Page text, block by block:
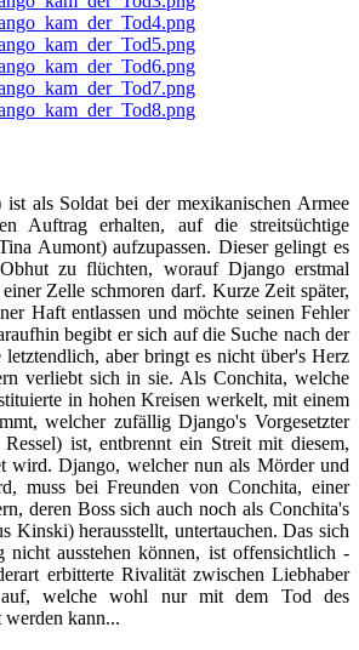
als Soldat bei der mexikanischen Armee
Auftrag erhalten, auf die streitsüchtige
Aumont) aufzupassen. Dieser gelingt es
zu flüchten, worauf Django erstmal
Zelle schmoren darf. Kurze Zeit später,
Haft entlassen und möchte seinen Fehler
begibt er sich auf die Suche nach der
letztendlich, aber bringt es nicht über's Herz
verliebt sich in sie. Als Conchita, welche
in hohen Kreisen werkelt, mit einem
welcher zufällig Django's Vorgesetzter
ist, entbrennt ein Streit mit diesem,
wird. Django, welcher nun als Mörder und
muss bei Freunden von Conchita, einer
deren Boss sich auch noch als Conchita's
Kinski) herausstellt, untertauchen. Das sich
nicht ausstehen können, ist offensichtlich -
erbitterte Rivalität zwischen Liebhaber
auf, welche wohl nur mit dem Tod des
werden kann...